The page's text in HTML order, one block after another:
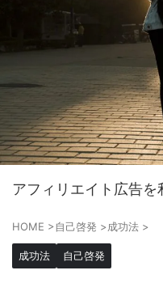
アフィリエイト広告を
HOME >自己啓発 >成功法 >
成功法 自己啓発